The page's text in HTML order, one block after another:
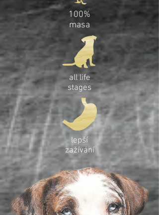
100%
masa
all life
stages
lepší
zažívání